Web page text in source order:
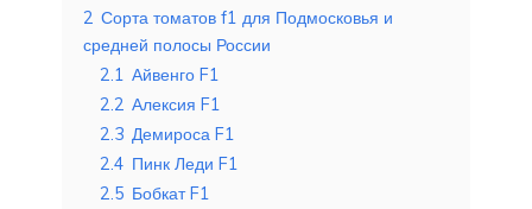
2 Сорта томатов f1 для Подмосковья и
средней полосы России
2.1 Айвенго F1
2.2 Алексия F1
2.3 Демироса F1
2.4 Пинк Леди F1
2.5 Бобкат F1